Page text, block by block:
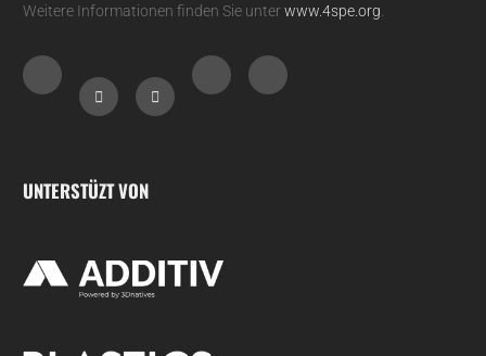
Weitere Informationen finden Sie unterwww.4spe.org
UNTERSTÜZT VON